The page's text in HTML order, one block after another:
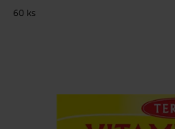
60 ks